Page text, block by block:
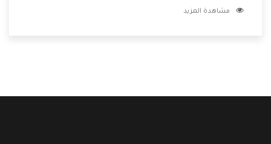
للعملاء أقوى العروض والخصومات التى تسهل على المستهلك
مشاهدة المزيد